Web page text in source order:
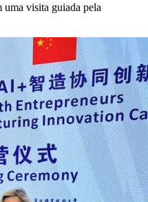
visita guiada pela